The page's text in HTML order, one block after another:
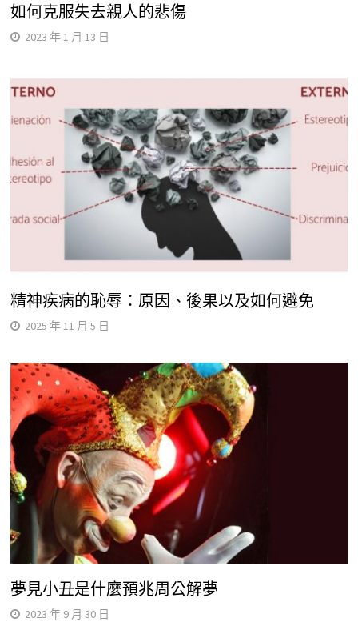
如何克服失去親人的悲傷
2023 年 1 月 13 日
精神疾病的恥辱：原因、後果以及如何避免
2025 年 11 月 5 日
夢見小丑是什麼預兆周公解夢
2023 年 9 月 30 日